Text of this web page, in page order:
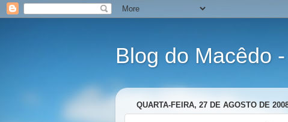
Blog do Macêdo
QUARTA-FEIRA, 27 DE AGOSTO DE